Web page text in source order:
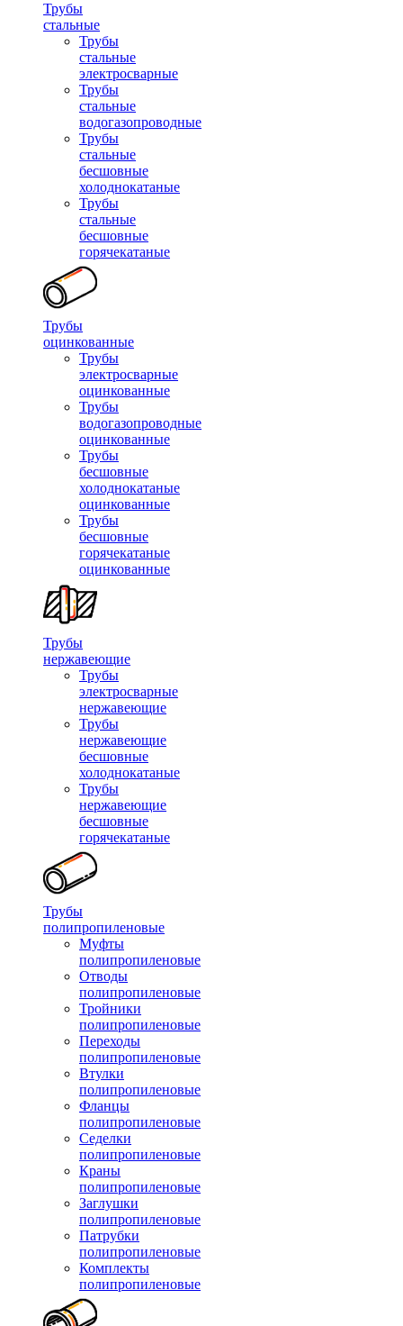
Трубы
стальные
Трубы
стальные
электросварные
Трубы
стальные
водогазопроводные
Трубы
стальные
бесшовные
холоднокатаные
Трубы
стальные
бесшовные
горячекатаные
Трубы
оцинкованные
Трубы
электросварные
оцинкованные
Трубы
водогазопроводные
оцинкованные
Трубы
бесшовные
холоднокатаные
оцинкованные
Трубы
бесшовные
горячекатаные
оцинкованные
Трубы
нержавеющие
Трубы
электросварные
нержавеющие
Трубы
нержавеющие
бесшовные
холоднокатаные
Трубы
нержавеющие
бесшовные
горячекатаные
Трубы
полипропиленовые
Муфты
полипропиленовые
Отводы
полипропиленовые
Тройники
полипропиленовые
Переходы
полипропиленовые
Втулки
полипропиленовые
Фланцы
полипропиленовые
Седелки
полипропиленовые
Краны
полипропиленовые
Заглушки
полипропиленовые
Патрубки
полипропиленовые
Комплекты
полипропиленовые